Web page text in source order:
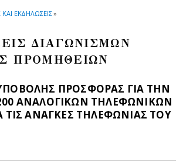
ΕΚΔΗΛΩΣΕΙΣ»
ΔΙΑΓΩΝΙΣΜΩΝ
ΠΡΟΜΗΘΕΙΩΝ
ΠΡΟΣΦΟΡΑΣ ΓΙΑ ΤΗΝ
ΑΝΑΛΟΓΙΚΩΝ ΤΗΛΕΦΩΝΙΚΩΝ
ΤΙΣ ΑΝΑΓΚΕΣ ΤΗΛΕΦΩΝΙΑΣ ΤΟΥ